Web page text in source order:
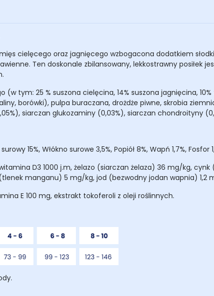
cielęcego oraz jagnięcego wzbogacona dodatkiem
Ten doskonale zbilansowany, lekkostrawny posiłek
(w tym: 25 % suszona cielęcina, 14% suszona jagnięcina,
borówki), pulpa buraczana, drożdże piwne, skrobia
siarczan glukozaminy (0,03%), siarczan chondroityny
15%, Włókno surowe 3,5%, Popiół 8%, Wapń 1,7%, Fosfor
D3 1000 j.m, żelazo (siarczan żelaza) 36 mg/kg,
manganu) 5 mg/kg, jod (bezwodny jodan wapnia) 1,2
E 100 mg, ekstrakt tokoferoli z oleji roślinnych.